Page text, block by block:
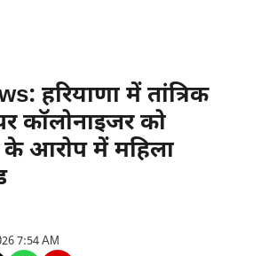
हरियाणा में तांत्रिक
कॉलोनाइजर को
आरोप में महिला
7:54 AM